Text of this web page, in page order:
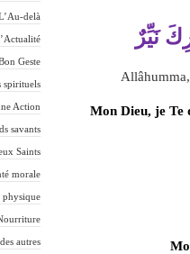
delà
Geste
spirituels
Action
savants
Saints
morale
physique
autres
نَيِّرٌ
Mon Dieu, je Te